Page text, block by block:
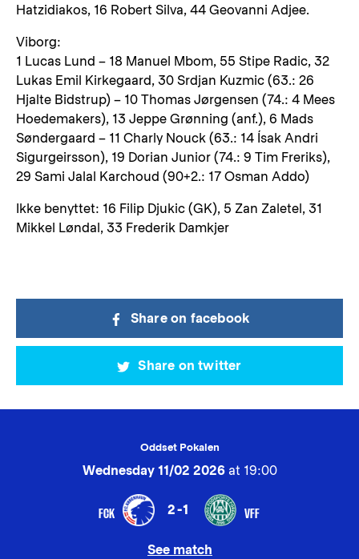
Hatzidiakos, 16 Robert Silva, 44 Geovanni Adjee.
Viborg:
1 Lucas Lund – 18 Manuel Mbom, 55 Stipe Radic, 32
Lukas Emil Kirkegaard, 30 Srdjan Kuzmic (63.: 26
Hjalte Bidstrup) – 10 Thomas Jørgensen (74.: 4 Mees
Hoedemakers), 13 Jeppe Grønning (anf.), 6 Mads
Søndergaard – 11 Charly Nouck (63.: 14 Ísak Andri
Sigurgeirsson), 19 Dorian Junior (74.: 9 Tim Freriks),
29 Sami Jalal Karchoud (90+2.: 17 Osman Addo)
Ikke benyttet: 16 Filip Djukic (GK), 5 Zan Zaletel, 31
Mikkel Løndal, 33 Frederik Damkjer
Share on facebook
Share on twitter
Oddset Pokalen
Wednesday 11/02 2026at 19:00
FCK 2-1 VFF
See match